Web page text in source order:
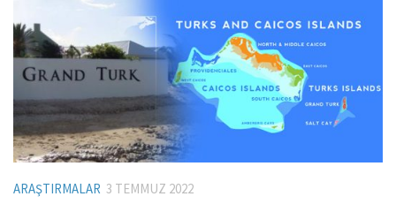
ARAŞTIRMALAR 3 TEMMUZ 2022